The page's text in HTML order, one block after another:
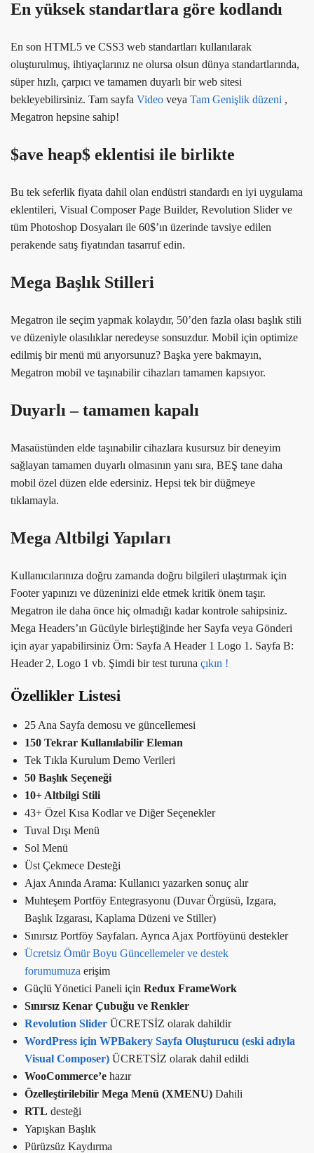
En yüksek standartlara göre kodlandı
En son HTML5 ve CSS3 web standartları kullanılarak
oluşturulmuş, ihtiyaçlarınız ne olursa olsun dünya standartlarında,
süper hızlı, çarpıcı ve tamamen duyarlı bir web sitesi
bekleyebilirsiniz. Tam sayfa Video veya Tam Genişlik düzeni ,
Megatron hepsine sahip!
$ave heap$ eklentisi ile birlikte
Bu tek seferlik fiyata dahil olan endüstri standardı en iyi uygulama
eklentileri, Visual Composer Page Builder, Revolution Slider ve
tüm Photoshop Dosyaları ile 60$’ın üzerinde tavsiye edilen
perakende satış fiyatından tasarruf edin.
Mega Başlık Stilleri
Megatron ile seçim yapmak kolaydır, 50’den fazla olası başlık stili
ve düzeniyle olasılıklar neredeyse sonsuzdur. Mobil için optimize
edilmiş bir menü mü arıyorsunuz? Başka yere bakmayın,
Megatron mobil ve taşınabilir cihazları tamamen kapsıyor.
Duyarlı – tamamen kapalı
Masaüstünden elde taşınabilir cihazlara kusursuz bir deneyim
sağlayan tamamen duyarlı olmasının yanı sıra, BEŞ tane daha
mobil özel düzen elde edersiniz. Hepsi tek bir düğmeye
tıklamayla.
Mega Altbilgi Yapıları
Kullanıcılarınıza doğru zamanda doğru bilgileri ulaştırmak için
Footer yapınızı ve düzeninizi elde etmek kritik önem taşır.
Megatron ile daha önce hiç olmadığı kadar kontrole sahipsiniz.
Mega Headers’ın Gücüyle birleştiğinde her Sayfa veya Gönderi
için ayar yapabilirsiniz Örn: Sayfa A Header 1 Logo 1. Sayfa B:
Header 2, Logo 1 vb. Şimdi bir test turuna çıkın !
Özellikler Listesi
25 Ana Sayfa demosu ve güncellemesi
150 Tekrar Kullanılabilir Eleman
Tek Tıkla Kurulum Demo Verileri
50 Başlık Seçeneği
10+ Altbilgi Stili
43+ Özel Kısa Kodlar ve Diğer Seçenekler
Tuval Dışı Menü
Sol Menü
Üst Çekmece Desteği
Ajax Anında Arama: Kullanıcı yazarken sonuç alır
Muhteşem Portföy Entegrasyonu (Duvar Örgüsü, Izgara,
Başlık Izgarası, Kaplama Düzeni ve Stiller)
Sınırsız Portföy Sayfaları. Ayrıca Ajax Portföyünü destekler
Ücretsiz Ömür Boyu Güncellemeler ve destek
forumumuza erişim
Güçlü Yönetici Paneli için Redux FrameWork
Sınırsız Kenar Çubuğu ve Renkler
Revolution Slider ÜCRETSİZ olarak dahildir
WordPress için WPBakery Sayfa Oluşturucu (eski adıyla
Visual Composer) ÜCRETSİZ olarak dahil edildi
WooCommerce’e hazır
Özelleştirilebilir Mega Menü (XMENU) Dahili
RTL desteği
Yapışkan Başlık
Pürüzsüz Kaydırma